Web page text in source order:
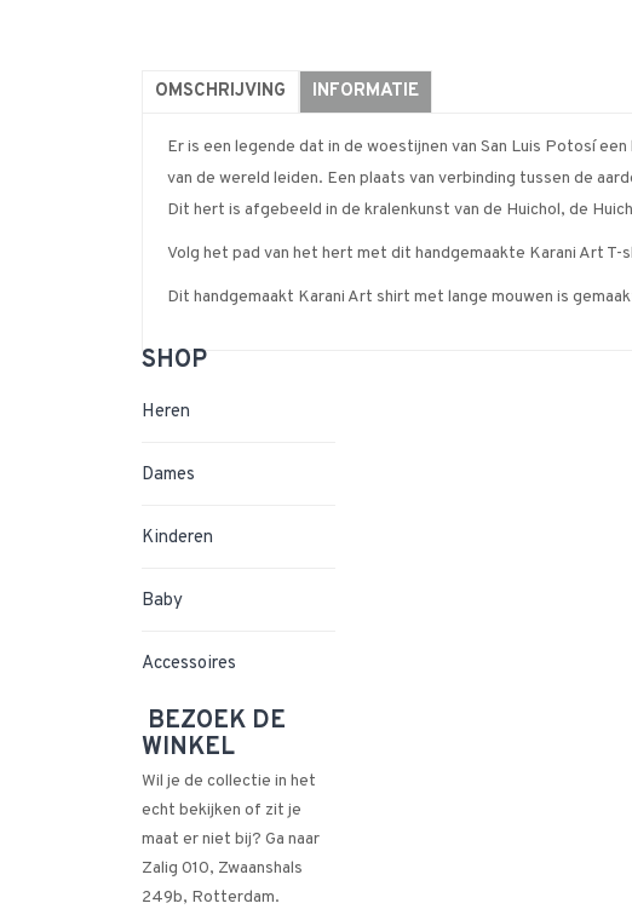
OMSCHRIJVING INFORMATIE
Er is een legende dat in de woestijnen van San Luis Potosí
van de wereld leiden. Een plaats van verbinding tussen de
Dit hert is afgebeeld in de kralenkunst van de Huichol, de
Volg het pad van het hert met dit handgemaakte Karani Art
Dit handgemaakt Karani Art shirt met lange mouwen is
SHOP
Heren
Dames
Kinderen
Baby
Accessoires
BEZOEK DE
WINKEL
Wil je de collectie in het
echt bekijken of zit je
maat er niet bij? Ga naar
Zalig 010, Zwaanshals
249b, Rotterdam.